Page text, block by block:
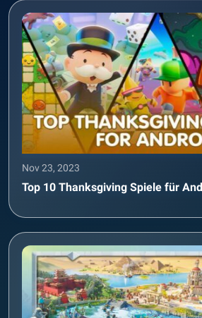
Nov 23, 2023
Top 10 Thanksgiving Spiele für